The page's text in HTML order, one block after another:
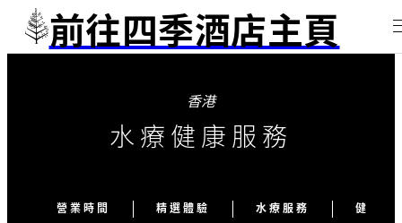
前往四季酒店主頁
香港
水療健康服務
營業時間 精選體驗 水療服務 健康護